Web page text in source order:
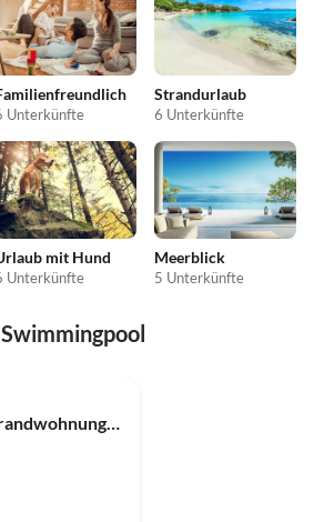
Unterkünfte
Strandurlaub
6 Unterkünfte
mit Hund
Unterkünfte
Meerblick
5 Unterkünfte
Ferienwohnung Strandwohnung La Perla de Marakech 2